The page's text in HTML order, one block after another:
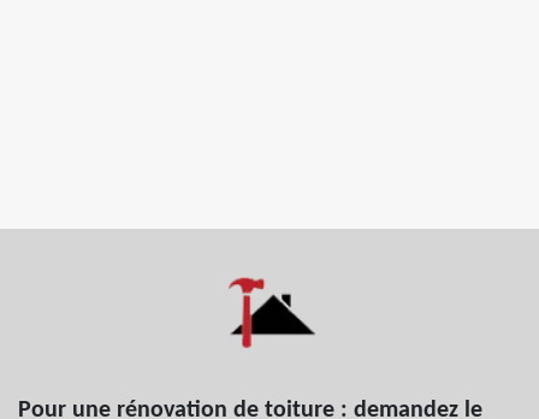
Pour une rénovation de toiture : demandez le